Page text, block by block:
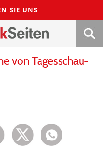
SIE UNS
von Tagesschau-